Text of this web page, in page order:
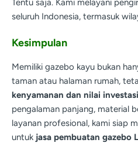
Tentu saja. Kami melayani
seluruh Indonesia, termasuk
Kesimpulan
Memiliki gazebo kayu bukan
taman atau halaman rumah,
kenyamanan dan nilai investasi
pengalaman panjang, material
layanan profesional, kami siap
untuk jasa pembuatan gazebo